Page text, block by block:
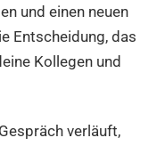
und einen neuen
Entscheidung, das
Kollegen und
verläuft,